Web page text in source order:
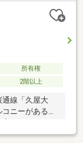
間取り
所有権
2階以上
線「久屋大
ニーがあるこ
り（月曜～日